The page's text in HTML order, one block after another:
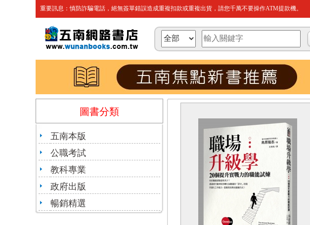
重要訊息：慎防詐騙電話，絕無簽單錯誤造成重複扣款或重複出貨，請您千萬不要操作ATM提款機。
圖書分類
五南本版
公職考試
教科專業
政府出版
暢銷精選